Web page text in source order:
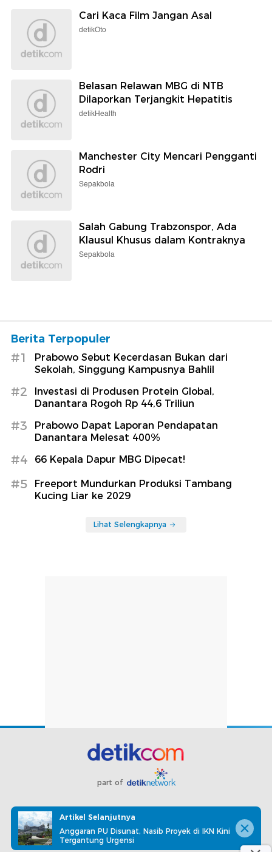
Cari Kaca Film Jangan Asal
detikOto
Belasan Relawan MBG di NTB
Dilaporkan Terjangkit Hepatitis
detikHealth
Manchester City Mencari Pengganti
Rodri
Sepakbola
Salah Gabung Trabzonspor, Ada
Klausul Khusus dalam Kontraknya
Sepakbola
Berita Terpopuler
#1
Prabowo Sebut Kecerdasan Bukan dari
Sekolah, Singgung Kampusnya Bahlil
#2
Investasi di Produsen Protein Global,
Danantara Rogoh Rp 44,6 Triliun
#3
Prabowo Dapat Laporan Pendapatan
Danantara Melesat 400%
#4 66 Kepala Dapur MBG Dipecat!
#5
Freeport Mundurkan Produksi Tambang
Kucing Liar ke 2029
Lihat Selengkapnya
part of
Redaksi Pedoman Media Siber Karir
Kotak Pos
Info Iklan
Privacy Policy Disclaimer
Artikel Selanjutnya
Anggaran PU Disunat, Nasib Proyek di IKN Kini
Tergantung Urgensi